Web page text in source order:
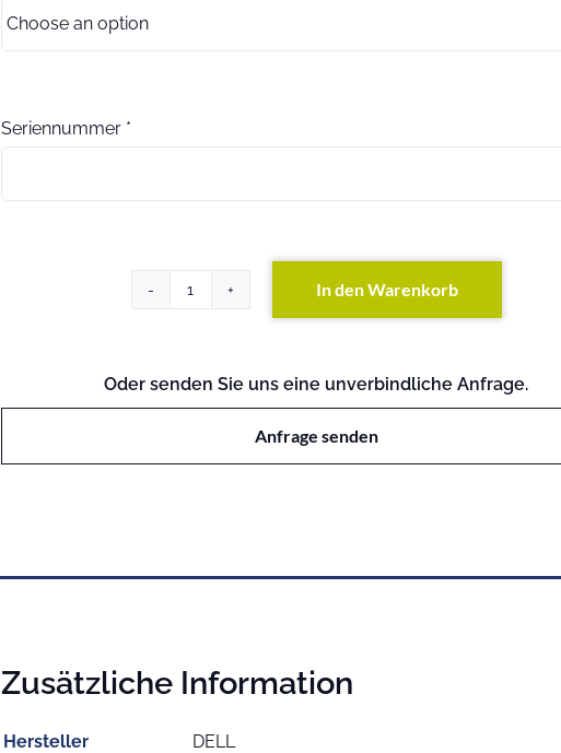
Seriennummer *
PowerEdge
In den Warenkorb
Oder senden Sie uns eine unverbindliche Anfrage.
Anfrage senden
Zusätzliche Information
Hersteller DELL